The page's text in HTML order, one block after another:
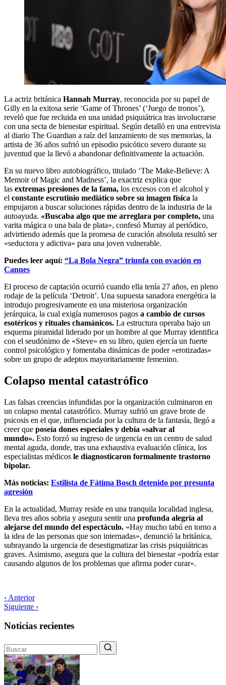
La actriz británica Hannah Murray, reconocida por su papel de
Gilly en la exitosa serie ‘Game of Thrones’ (‘Juego de tronos’),
reveló que fue recluida en una unidad psiquiátrica tras involucrarse
con una secta de bienestar espiritual. Según detalló en una entrevista
al diario The Guardian a raíz del lanzamiento de sus memorias, la
artista de 36 años sufrió un episodio psicótico severo durante su
juventud que la llevó a abandonar definitivamente la actuación.
En su nuevo libro autobiográfico, titulado ‘The Make-Believe: A
Memoir of Magic and Madness’, la exactriz explica que
las extremas presiones de la fama, los excesos con el alcohol y
el constante escrutinio mediático sobre su imagen física la
empujaron a buscar soluciones rápidas dentro de la industria de la
autoayuda. «Buscaba algo que me arreglara por completo, una
varita mágica o una bala de plata», confesó Murray al periódico,
advirtiendo además que la promesa de curación absoluta resultó ser
«seductora y adictiva» para una joven vulnerable.
Puedes leer aquí: “La Bola Negra” triunfa con ovación en
Cannes
El proceso de captación ocurrió cuando ella tenía 27 años, en pleno
rodaje de la película ‘Detroit’. Una supuesta sanadora energética la
introdujo progresivamente en una misteriosa organización
jerárquica, la cual exigía numerosos pagos a cambio de cursos
esotéricos y rituales chamánicos. La estructura operaba bajo un
esquema piramidal liderado por un hombre al que Murray identifica
con el seudónimo de «Steve» en su libro, quien ejercía un fuerte
control psicológico y fomentaba dinámicas de poder «erotizadas»
sobre un grupo de adeptos mayoritariamente femenino.
Colapso mental catastrófico
Las falsas creencias infundidas por la organización culminaron en
un colapso mental catastrófico. Murray sufrió un grave brote de
psicosis en el que, influenciada por la cultura de la fantasía, llegó a
creer que poseía dones especiales y debía «salvar al
mundo». Esto forzó su ingreso de urgencia en un centro de salud
mental aguda, donde, tras una exhaustiva evaluación clínica, los
especialistas médicos le diagnosticaron formalmente trastorno
bipolar.
Más noticias: Estilista de Fátima Bosch detenido por presunta
agresión
En la actualidad, Murray reside en una tranquila localidad inglesa,
lleva tres años sobria y asegura sentir una profunda alegría al
alejarse del mundo del espectáculo. «Hay mucho tabú en torno a
la idea de las personas que son internadas», denunció la británica,
subrayando la urgencia de desestigmatizar las crisis psiquiátricas
graves. Asimismo, asegura que la cultura del bienestar «podría estar
causando algunos de los problemas que afirma poder curar».
‹ Anterior
Siguiente ›
Noticias recientes